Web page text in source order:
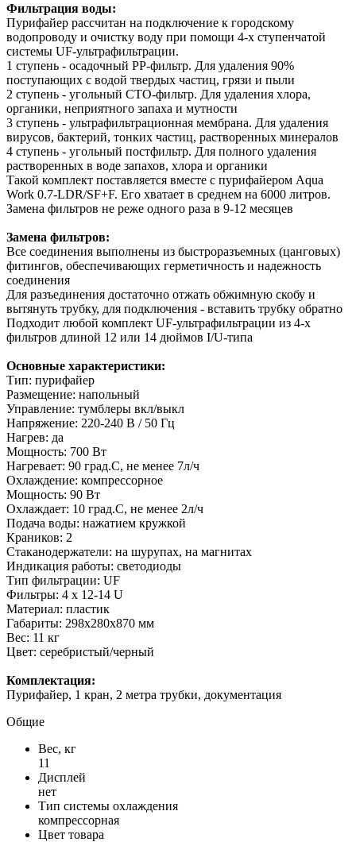
Фильтрация воды:
Пурифайер рассчитан на подключение к городскому
водопроводу и очистку воду при помощи 4-х ступенчатой
системы UF-ультрафильтрации.
1 ступень - осадочный PP-фильтр. Для удаления 90%
поступающих с водой твердых частиц, грязи и пыли
2 ступень - угольный CTO-фильтр. Для удаления хлора,
органики, неприятного запаха и мутности
3 ступень - ультрафильтрационная мембрана. Для удаления
вирусов, бактерий, тонких частиц, растворенных минералов
4 ступень - угольный постфильтр. Для полного удаления
растворенных в воде запахов, хлора и органики
Такой комплект поставляется вместе с пурифайером Aqua
Work 0.7-LDR/SF+F. Его хватает в среднем на 6000 литров.
Замена фильтров не реже одного раза в 9-12 месяцев
Замена фильтров:
Все соединения выполнены из быстроразъемных (цанговых)
фитингов, обеспечивающих герметичность и надежность
соединения
Для разъединения достаточно отжать обжимную скобу и
вытянуть трубку, для подключения - вставить трубку обратно
Подходит любой комплект UF-ультрафильтрации из 4-х
фильтров длиной 12 или 14 дюймов I/U-типа
Основные характеристики:
Тип: пурифайер
Размещение: напольный
Управление: тумблеры вкл/выкл
Напряжение: 220-240 В / 50 Гц
Нагрев: да
Мощность: 700 Вт
Нагревает: 90 град.С, не менее 7л/ч
Охлаждение: компрессорное
Мощность: 90 Вт
Охлаждает: 10 град.С, не менее 2л/ч
Подача воды: нажатием кружкой
Краников: 2
Стаканодержатели: на шурупах, на магнитах
Индикация работы: светодиоды
Тип фильтрации: UF
Фильтры: 4 х 12-14 U
Материал: пластик
Габариты: 298х280х870 мм
Вес: 11 кг
Цвет: серебристый/черный
Комплектация:
Пурифайер, 1 кран, 2 метра трубки, документация
Общие
Вес, кг
11
Дисплей
нет
Тип системы охлаждения
компрессорная
Цвет товара